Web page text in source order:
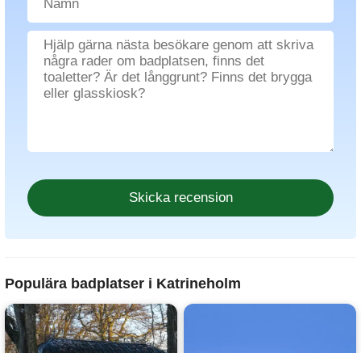
Populära badplatser i Katrineholm